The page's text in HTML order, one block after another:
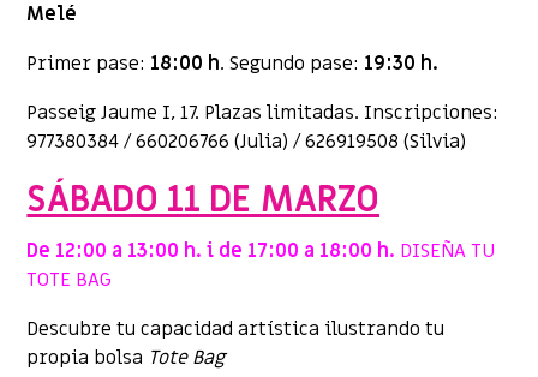
Melé
Primer pase: 18:00 h. Segundo pase: 19:30 h.
Passeig Jaume I, 17. Plazas limitadas. Inscripciones:
977380384 / 660206766 (Julia) / 626919508 (Silvia)
SÁBADO 11 DE MARZO
De 12:00 a 13:00 h. i de 17:00 a 18:00 h. DISEÑA TU
TOTE BAG
Descubre tu capacidad artística ilustrando tu
propia bolsa Tote Bag